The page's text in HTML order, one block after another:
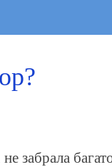
не забрала